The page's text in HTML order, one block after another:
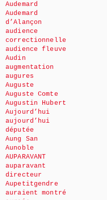
Audemard
Audemard
d’Alançon
audience
correctionnelle
audience fleuve
Audin
augmentation
augures
Auguste
Auguste Comte
Augustin Hubert
Aujourd’hui
aujourd’hui
députée
Aung San
Aunoble
AUPARAVANT
auparavant
directeur
Aupetitgendre
auraient montré